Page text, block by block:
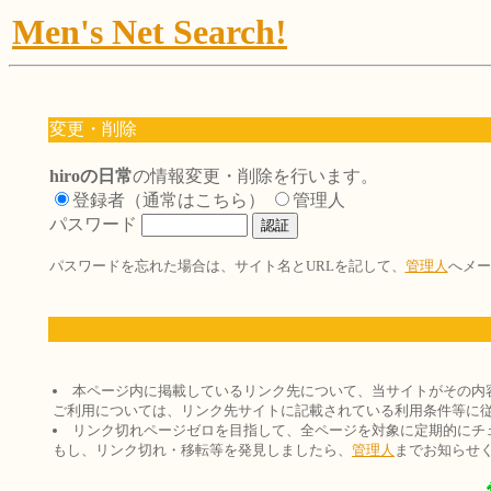
Men's Net Search!
変更・削除
hiroの日常の情報変更・削除を行います。
登録者（通常はこちら）
管理人
パスワード
パスワードを忘れた場合は、サイト名とURLを記して、 管理人へメ
本ページ内に掲載しているリンク先について、当サイトがその内
ご利用については、リンク先サイトに記載されている利用条件等に
リンク切れページゼロを目指して、全ページを対象に定期的にチ
もし、リンク切れ・移転等を発見しましたら、 管理人 までお知らせ